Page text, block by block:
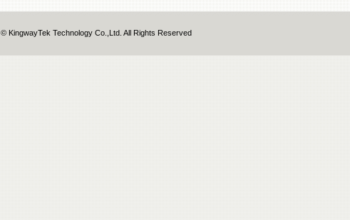
© KingwayTek Technology Co.,Ltd. All Rights Reserved